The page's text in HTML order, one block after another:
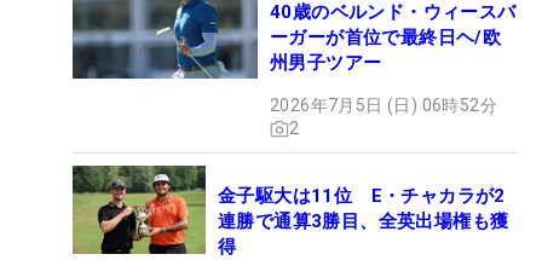
40歳のベルンド・ウィースバ
ーガーが首位で最終日ヘ/欧
州男子ツアー
2026年7月5日 (日) 06時52分
2
金子駆大は11位 E・チャカラが2
連勝で通算3勝目、全英出場権も獲
得